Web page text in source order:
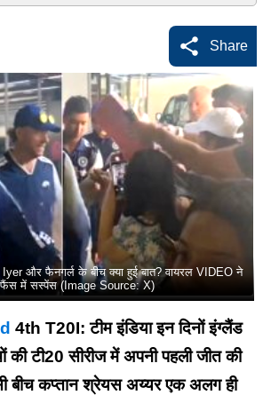
Share
और फैनगर्ल के बीच क्या हुई बात? वायरल VIDEO ने
फैंस में सस्पेंस (Image Source: X)
4th T20I: टीम इंडिया इन दिनों इंग्लैंड
की टी20 सीरीज में अपनी पहली जीत की
बीच कप्तान श्रेयस अय्यर एक अलग ही